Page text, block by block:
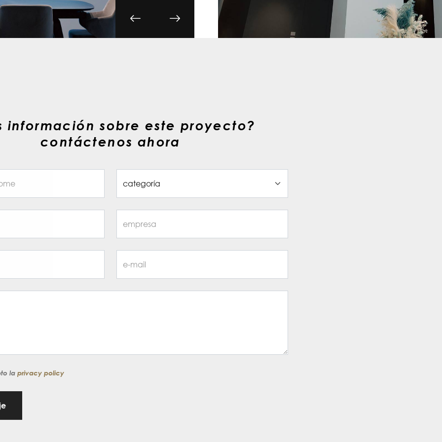
información sobre este proyecto?
contáctenos ahora
la privacy policy